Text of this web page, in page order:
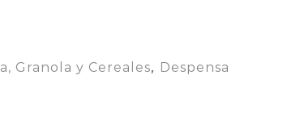
Granola y Cereales, Despensa